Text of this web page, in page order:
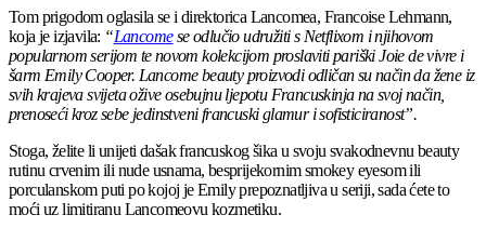
Tom prigodom oglasila se i direktorica Lancomea, Francoise Lehmann,
koja je izjavila: “Lancomese odlučio udružiti s Netflixom i njihovom
popularnom serijom te novom kolekcijom proslaviti pariški Joie de vivre i
šarm Emily Cooper. Lancome beauty proizvodi odličan su način da žene iz
svih krajeva svijeta ožive osebujnu ljepotu Francuskinja na svoj način,
prenoseći kroz sebe jedinstveni francuski glamur i sofisticiranost”.
Stoga, želite li unijeti dašak francuskog šika u svoju svakodnevnu beauty
rutinu crvenim ili nude usnama, besprijekornim smokey eyesom ili
porculanskom puti po kojoj je Emily prepoznatljiva u seriji, sada ćete to
moći uz limitiranu Lancomeovu kozmetiku.